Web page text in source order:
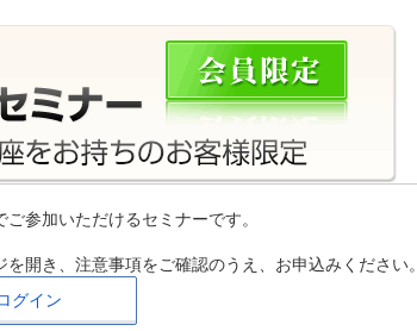
ご参加いただけるセミナーです。
開き、注意事項をご確認のうえ、お申込みください。
グイン